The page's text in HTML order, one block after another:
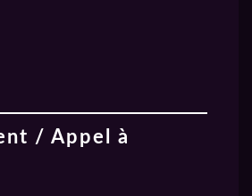
+ la contrepartie
/ Appel à